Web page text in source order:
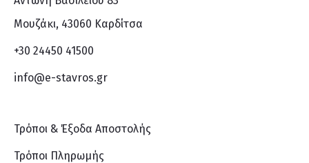
Μουζάκι, 43060 Καρδίτσα
+30 24450 41500
info@e-stavros.gr
Τρόποι & Έξοδα Αποστολής
Τρόποι Πληρωμής